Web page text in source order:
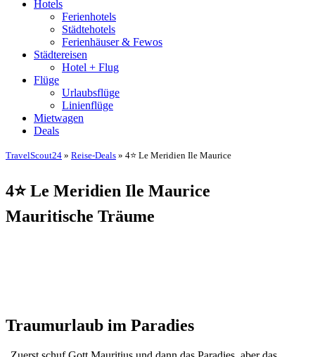
Hotels
Ferienhotels
Städtehotels
Ferienhäuser & Fewos
Städtereisen
Hotel + Flug
Flüge
Urlaubsflüge
Linienflüge
Mietwagen
Deals
TravelScout24 » Reise-Deals » 4⭐ Le Meridien Ile Maurice
4⭐ Le Meridien Ile Maurice
Mauritische Träume
Traumurlaub im Paradies